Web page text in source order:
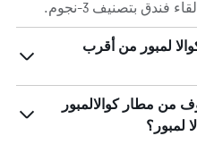
بتصنيف 3-نجوم.
لمبور من أقرب
من مطار كوالالمبور
لمبور؟